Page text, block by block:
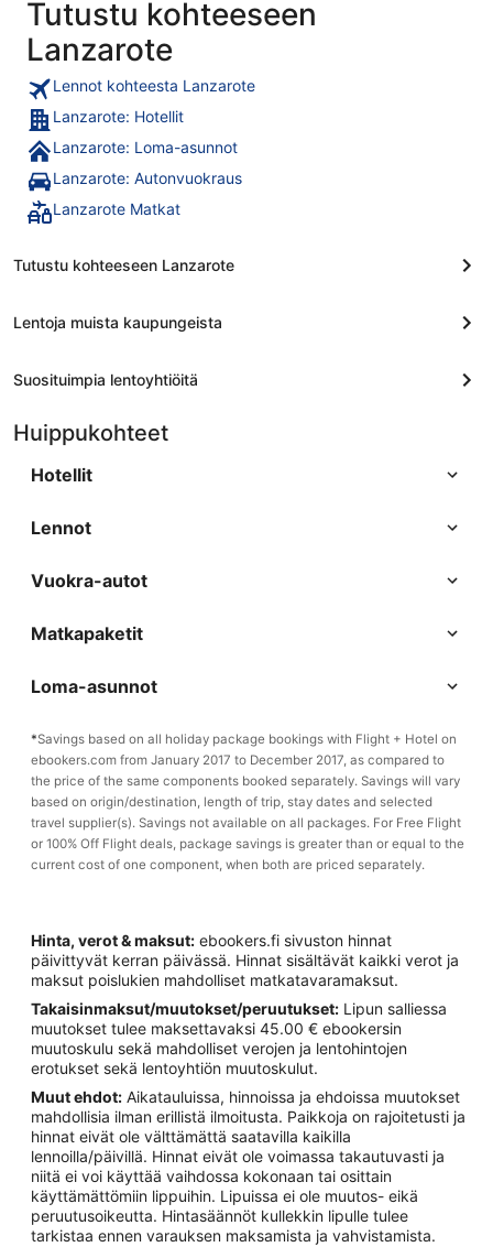
Tutustu kohteeseen
Lanzarote
Lennot kohteesta Lanzarote
Lanzarote: Hotellit
Lanzarote: Loma-asunnot
Lanzarote: Autonvuokraus
Lanzarote Matkat
Tutustu kohteeseen Lanzarote
Lentoja muista kaupungeista
Suosituimpia lentoyhtiöitä
Huippukohteet
Hotellit
Lennot
Vuokra-autot
Matkapaketit
Loma-asunnot
*Savings based on all holiday package bookings with Flight + Hotel on
ebookers.com from January 2017 to December 2017, as compared to
the price of the same components booked separately. Savings will vary
based on origin/destination, length of trip, stay dates and selected
travel supplier(s). Savings not available on all packages. For Free Flight
or 100% Off Flight deals, package savings is greater than or equal to the
current cost of one component, when both are priced separately.
Hinta, verot & maksut: ebookers.fi sivuston hinnat
päivittyvät kerran päivässä. Hinnat sisältävät kaikki verot ja
maksut poislukien mahdolliset matkatavaramaksut.
Takaisinmaksut/muutokset/peruutukset: Lipun salliessa
muutokset tulee maksettavaksi 45.00 € ebookersin
muutoskulu sekä mahdolliset verojen ja lentohintojen
erotukset sekä lentoyhtiön muutoskulut.
Muut ehdot: Aikatauluissa, hinnoissa ja ehdoissa muutokset
mahdollisia ilman erillistä ilmoitusta. Paikkoja on rajoitetusti ja
hinnat eivät ole välttämättä saatavilla kaikilla
lennoilla/päivillä. Hinnat eivät ole voimassa takautuvasti ja
niitä ei voi käyttää vaihdossa kokonaan tai osittain
käyttämättömiin lippuihin. Lipuissa ei ole muutos- eikä
peruutusoikeutta. Hintasäännöt kullekkin lipulle tulee
tarkistaa ennen varauksen maksamista ja vahvistamista.